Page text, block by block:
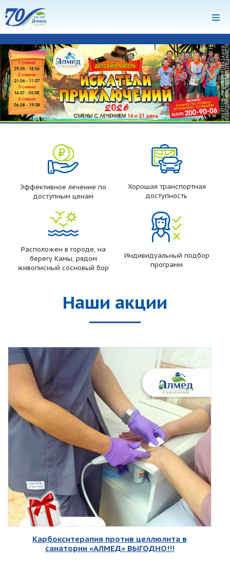
Эффективное лечение по
доступным ценам
Хорошая транспортная
доступность
Расположен в городе, на
берегу Камы, рядом
живописный сосновый бор
Индивидуальный подбор
программ
Наши акции
Карбокситерапия против целлюлита в
санатории «АЛМЕД» ВЫГОДНО!!!